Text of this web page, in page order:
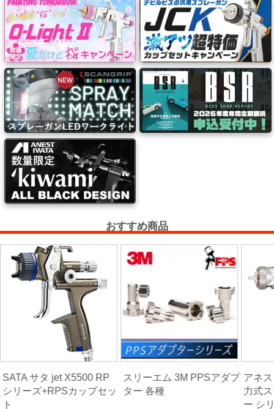
ク
ブ
ラ
シ
Mack
Brush
ス
プ
レ
ー
ガ
ン
エ
ア
ブ
コ
ン
プ
おすすめ商品
SATA サタ jet X5500 RP
シリーズ+RPSカップセッ
ト
スリーエム 3M PPSアダプ
ター 各種
アネ
力式
ー シ